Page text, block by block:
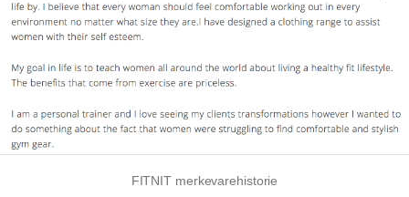
FITNIT merkevarehistorie